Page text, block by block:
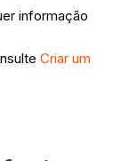
informação
Criar um